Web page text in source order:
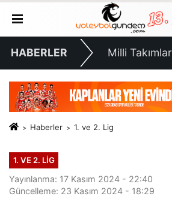
HABERLER Milli Takımlar
Haberler 1. ve 2. Lig
1. VE 2. LIG
Yayınlanma: 17 Kasım 2024 - 22:40
Güncelleme: 23 Kasım 2024 - 18:29